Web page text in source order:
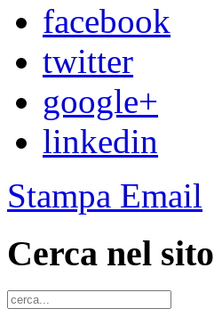
facebook
twitter
google+
linkedin
Stampa Email
Cerca nel sito